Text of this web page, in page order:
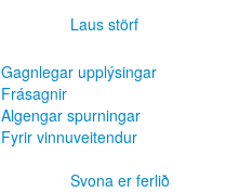
Laus störf
Gagnlegar upplýsingar
Frásagnir
Algengar spurningar
Fyrir vinnuveitendur
Svona er ferlið